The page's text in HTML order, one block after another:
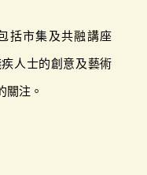
括市集及共融講座
人士的創意及藝術
關注。